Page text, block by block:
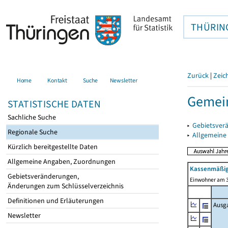
Home Kontakt Suche Newsletter
STATISTISCHE DATEN
Sachliche Suche
Regionale Suche
Kürzlich bereitgestellte Daten
Allgemeine Angaben, Zuordnungen
Gebietsveränderungen,
Änderungen zum Schlüsselverzeichnis
Definitionen und Erläuterungen
Newsletter
Zurück |
▸
▸
Einwohner am